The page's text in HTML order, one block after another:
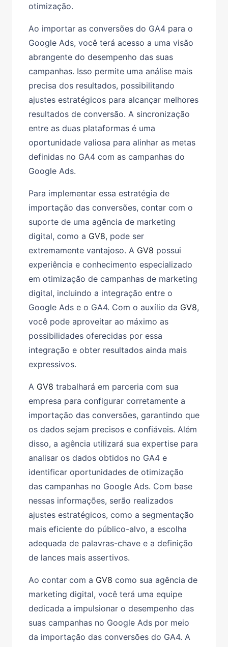
otimização.
Ao importar as conversões do GA4 para o
Google Ads, você terá acesso a uma visão
abrangente do desempenho das suas
campanhas. Isso permite uma análise mais
precisa dos resultados, possibilitando
ajustes estratégicos para alcançar melhores
resultados de conversão. A sincronização
entre as duas plataformas é uma
oportunidade valiosa para alinhar as metas
definidas no GA4 com as campanhas do
Google Ads.
Para implementar essa estratégia de
importação das conversões, contar com o
suporte de uma agência de marketing
digital, como a GV8, pode ser
extremamente vantajoso. A GV8 possui
experiência e conhecimento especializado
em otimização de campanhas de marketing
digital, incluindo a integração entre o
Google Ads e o GA4. Com o auxílio da GV8,
você pode aproveitar ao máximo as
possibilidades oferecidas por essa
integração e obter resultados ainda mais
expressivos.
A GV8 trabalhará em parceria com sua
empresa para configurar corretamente a
importação das conversões, garantindo que
os dados sejam precisos e confiáveis. Além
disso, a agência utilizará sua expertise para
analisar os dados obtidos no GA4 e
identificar oportunidades de otimização
das campanhas no Google Ads. Com base
nessas informações, serão realizados
ajustes estratégicos, como a segmentação
mais eficiente do público-alvo, a escolha
adequada de palavras-chave e a definição
de lances mais assertivos.
Ao contar com a GV8 como sua agência de
marketing digital, você terá uma equipe
dedicada a impulsionar o desempenho das
suas campanhas no Google Ads por meio
da importação das conversões do GA4. A